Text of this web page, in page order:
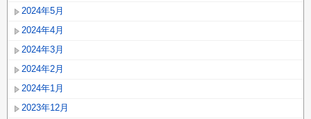
2024年5月
2024年4月
2024年3月
2024年2月
2024年1月
2023年12月